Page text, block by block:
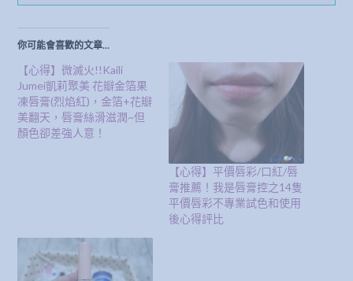
你可能會喜歡的文章...
【心得】微滅火!!Kaili
Jumei凱莉聚美 花瓣金箔果
凍唇膏(烈焰紅)，金箔+花瓣
美翻天，唇膏絲滑滋潤~但
顏色卻差強人意！
【心得】平價唇彩/口紅/唇
膏推薦！我是唇膏控之14隻
平價唇彩不專業試色和使用
後心得評比